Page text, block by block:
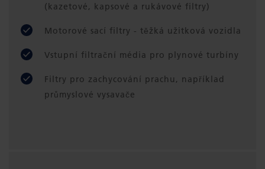
(kazetové, kapsové a rukávové filtry)
Motorové sací filtry - těžká užitková vozidla
Vstupní filtrační média pro plynové turbíny
Filtry pro zachycování prachu, například
průmyslové vysavače